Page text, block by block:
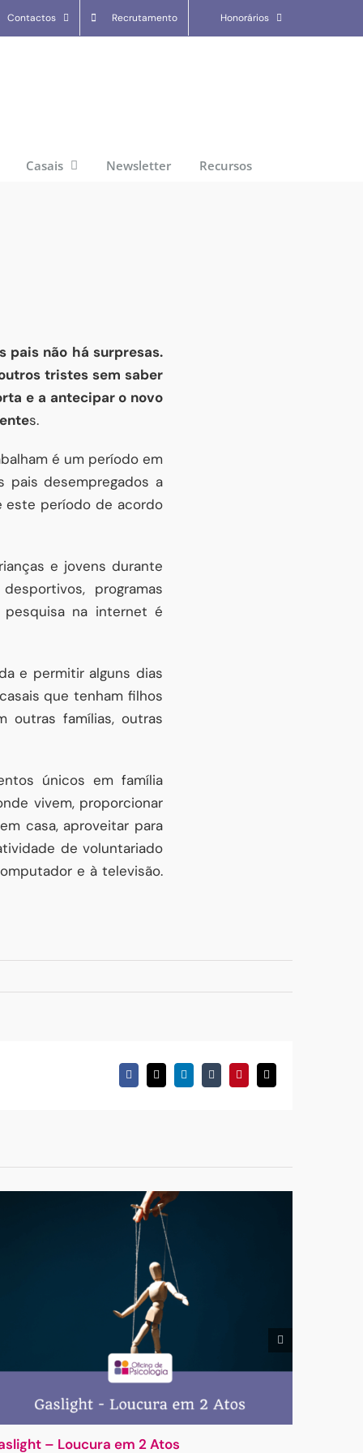
Contactos Recrutamento Honorários
Casais Newsletter Recursos
pais não há surpresas.
tristes sem saber
e a antecipar o novo
s.
é um período em
pais desempregados a
este período de acordo
e jovens durante
programas
na internet é
e permitir alguns dias
que tenham filhos
outras famílias, outras
únicos em família
vivem, proporcionar
casa, aproveitar para
de voluntariado
e à televisão.
Facebook
X LinkedInTumblrPinterestEmail
(necessário
– Loucura em 2 Atos